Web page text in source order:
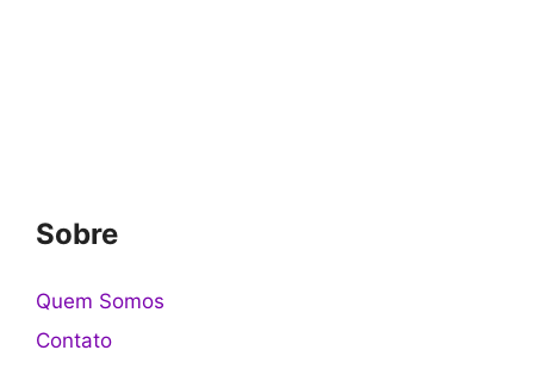
Sobre
Quem Somos
Contato